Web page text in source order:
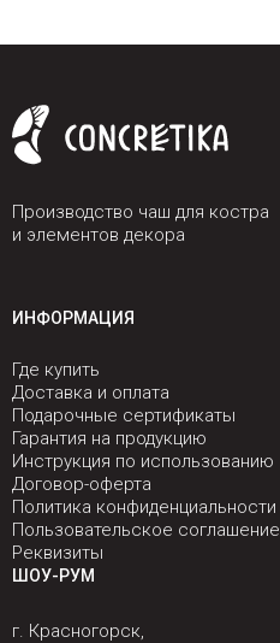
Производство чаш для костра
и элементов декора
ИНФОРМАЦИЯ
Где купить
Доставка и оплата
Подарочные сертификаты
Гарантия на продукцию
Инструкция по использованию
Договор-оферта
Политика конфиденциальности
Пользовательское соглашение
Реквизиты
ШОУ-РУМ
г. Красногорск,